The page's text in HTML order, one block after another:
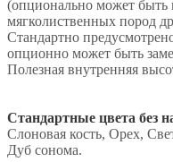
(опционально может быть
мягколиственных пород
Стандартно
опционно может быть
Полезная внутренняя
Стандартные цвета без
Слоновая кость, Орех,
Дуб сонома.